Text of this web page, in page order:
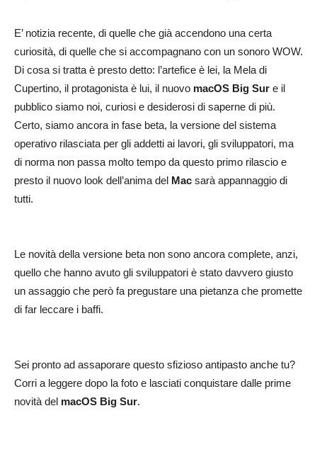
E’ notizia recente, di quelle che già accendono una certa
curiosità, di quelle che si accompagnano con un sonoro WOW.
Di cosa si tratta è presto detto: l’artefice è lei, la Mela di
Cupertino, il protagonista è lui, il nuovo macOS Big Sur e il
pubblico siamo noi, curiosi e desiderosi di saperne di più.
Certo, siamo ancora in fase beta, la versione del sistema
operativo rilasciata per gli addetti ai lavori, gli sviluppatori, ma
di norma non passa molto tempo da questo primo rilascio e
presto il nuovo look dell’anima del Mac sarà appannaggio di
tutti.
Le novità della versione beta non sono ancora complete, anzi,
quello che hanno avuto gli sviluppatori è stato davvero giusto
un assaggio che però fa pregustare una pietanza che promette
di far leccare i baffi.
Sei pronto ad assaporare questo sfizioso antipasto anche tu?
Corri a leggere dopo la foto e lasciati conquistare dalle prime
novità del macOS Big Sur.